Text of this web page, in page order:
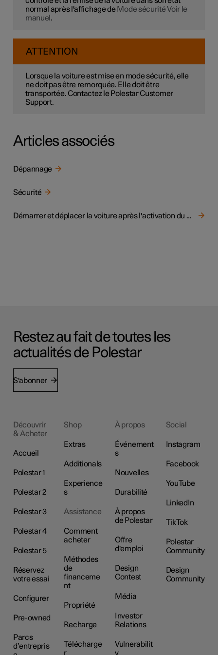
normal après l'affichage de Mode sécurité Voir le
manuel .
ATTENTION
Lorsque la voiture est mise en mode sécurité, elle
ne doit pas être remorquée. Elle doit être
transportée. Contactez le Polestar Customer
Support.
Articles associés
Dépannage
Sécurité
Démarrer et déplacer la voiture après l'activation du mode sécurité
Restez au fait de toutes les
actualités de Polestar
S'abonner
Découvrir
& Acheter
Accueil
Polestar 1
Polestar 2
Polestar 3
Polestar 4
Polestar 5
Réservez
votre essai
Configurer
Pre-owned
Parcs
d’entrepris
Shop
Extras
Additionals
Experience
s
Assistance
Comment
acheter
Méthodes
de
financeme
nt
Propriété
Recharge
Télécharge
r
À propos
Événement
s
Nouvelles
Durabilité
À propos
de Polestar
Offre
d'emploi
Design
Contest
Média
Investor
Relations
Vulnerabilit
y
Social
Instagram
Facebook
YouTube
LinkedIn
TikTok
Polestar
Community
Design
Community